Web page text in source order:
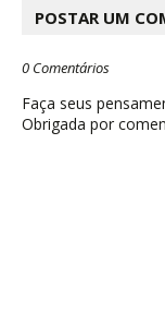
POSTAR UM
0 Comentários
Faça seus
Obrigada por